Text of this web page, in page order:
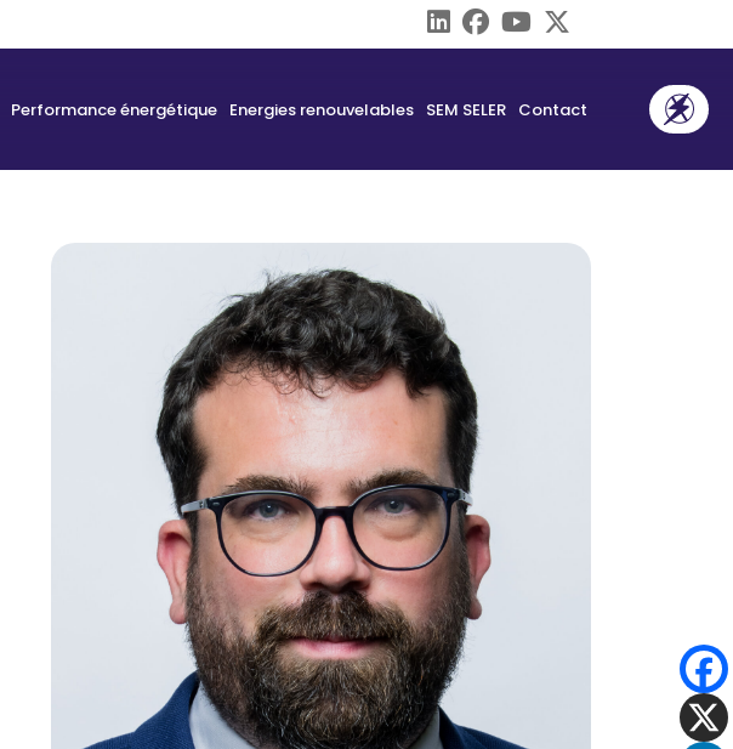
Performance énergétique Energies renouvelables SEM SELER Contact